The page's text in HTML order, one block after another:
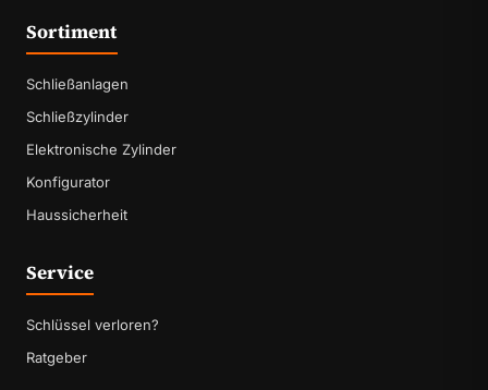
Sortiment
Schließanlagen
Schließzylinder
Elektronische Zylinder
Konfigurator
Haussicherheit
Service
Schlüssel verloren?
Ratgeber